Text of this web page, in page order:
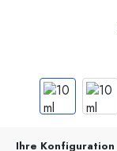
Ihre Konfiguration